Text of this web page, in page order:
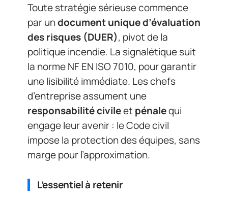
Toute stratégie sérieuse commence
par undocument unique d’évaluation
des risques (DUER), pivot de la
politique incendie. La signalétique suit
la norme NF EN ISO 7010, pour garantir
une lisibilité immédiate. Les chefs
d’entreprise assument une
responsabilité civileet pénalequi
engage leur avenir : le Code civil
impose la protection des équipes, sans
marge pour l’approximation.
L’essentiel à retenir